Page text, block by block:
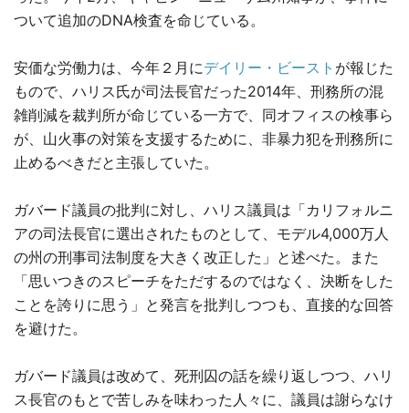
ついて追加のDNA検査を命じている。
安価な労働力は、今年２月にデイリー・ビースト が報じた
もので、ハリス氏が司法長官だった2014年、刑務所の混
雑削減を裁判所が命じている一方で、同オフィスの検事ら
が、山火事の対策を支援するために、非暴力犯を刑務所に
止めるべきだと主張していた。
ガバード議員の批判に対し、ハリス議員は「カリフォルニ
アの司法長官に選出されたものとして、モデル4,000万人
の州の刑事司法制度を大きく改正した」と述べた。また
「思いつきのスピーチをただするのではなく、決断をした
ことを誇りに思う」と発言を批判しつつも、直接的な回答
を避けた。
ガバード議員は改めて、死刑囚の話を繰り返しつつ、ハリ
ス長官のもとで苦しみを味わった人々に、議員は謝らなけ